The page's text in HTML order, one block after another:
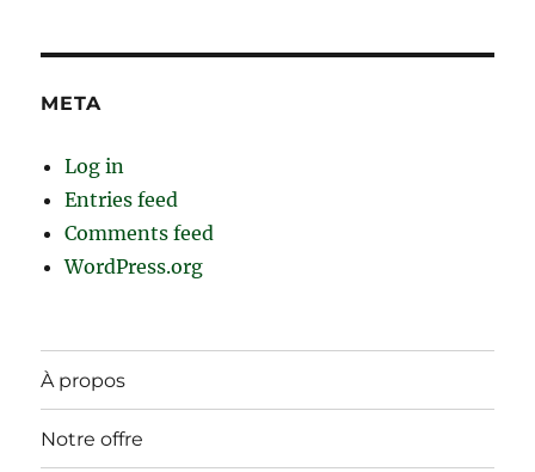
META
Log in
Entries feed
Comments feed
WordPress.org
À propos
Notre offre